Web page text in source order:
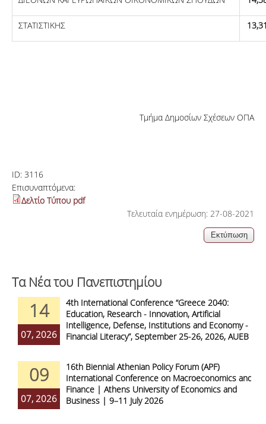
ΣΤΑΤΙΣΤΙΚΗΣ
Τμήμα Δημοσίων Σχέσεων ΟΠΑ
ID: 3116
Επισυναπτόμενα:
Δελτίο Τύπου pdf
Τελευταία ενημέρωση: 27-08-2021
Τα Νέα του Πανεπιστημίου
14
07, 2026
4th International Conference “Greece 2040:
Education, Research - Innovation, Artificial
Intelligence, Defense, Institutions and Economy -
Financial Literacy”, September 25-26, 2026, AUEB
09
07, 2026
16th Biennial Athenian Policy Forum (APF)
International Conference on Macroeconomics and
Finance | Athens University of Economics and
Business | 9–11 July 2026